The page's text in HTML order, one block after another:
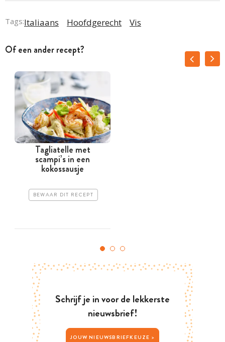
Tags:Italiaans Hoofdgerecht Vis
Of een ander recept?
Tagliatelle met
scampi’s in een
kokossausje
BEWAAR DIT RECEPT
Schrijf je in voor de lekkerste
nieuwsbrief!
JOUW NIEUWSBRIEFKEUZE >